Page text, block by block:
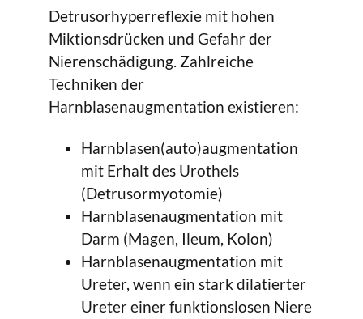
Detrusorhyperreflexie mit hohen
Miktionsdrücken und Gefahr der
Nierenschädigung. Zahlreiche
Techniken der
Harnblasenaugmentation existieren:
Harnblasen(auto)augmentation
mit Erhalt des Urothels
(Detrusormyotomie)
Harnblasenaugmentation mit
Darm (Magen, Ileum, Kolon)
Harnblasenaugmentation mit
Ureter, wenn ein stark dilatierter
Ureter einer funktionslosen Niere